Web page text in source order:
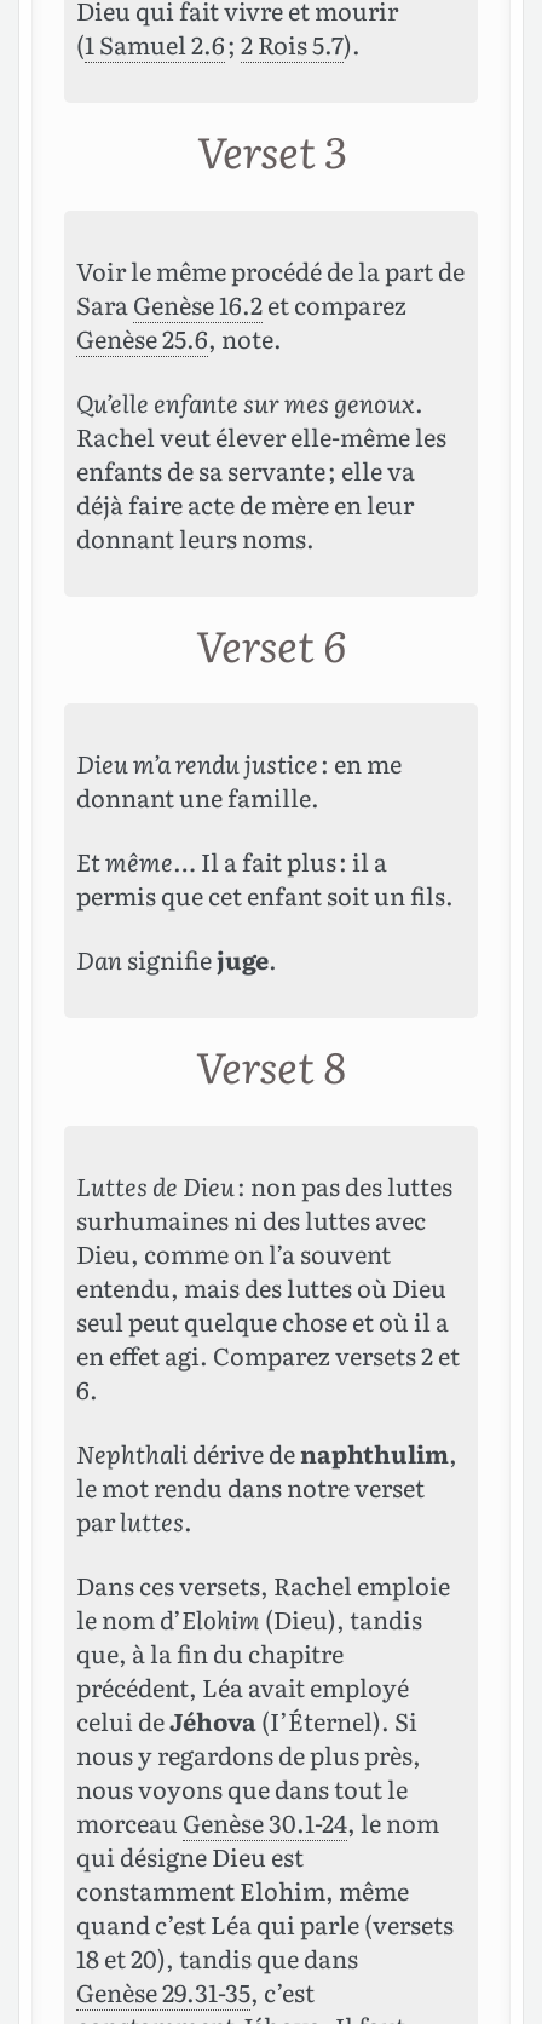
Dieu qui fait vivre et mourir
(1 Samuel 2.6; 2 Rois 5.7).
Verset 3
Voir le même procédé de la part de
Sara Genèse 16.2et comparez
Genèse 25.6, note.
Qu’elle enfante sur mes genoux.
Rachel veut élever elle-même les
enfants de sa servante ; elle va
déjà faire acte de mère en leur
donnant leurs noms.
Verset 6
Dieu m’a rendu justice: en me
donnant une famille.
Et même… Il a fait plus : il a
permis que cet enfant soit un fils.
Dansignifiejuge.
Verset 8
Luttes de Dieu : non pas des luttes
surhumaines ni des luttes avec
Dieu, comme on l’a souvent
entendu, mais des luttes où Dieu
seul peut quelque chose et où il a
en effet agi. Comparez versets 2 et
6.
Nephthalidérive denaphthulim,
le mot rendu dans notre verset
parluttes.
Dans ces versets, Rachel emploie
le nom d’Elohim (Dieu), tandis
que, à la fin du chapitre
précédent, Léa avait employé
celui deJéhova(I’Éternel). Si
nous y regardons de plus près,
nous voyons que dans tout le
morceau Genèse 30.1-24, le nom
qui désigne Dieu est
constamment Elohim, même
quand c’est Léa qui parle (versets
18 et 20), tandis que dans
Genèse 29.31-35, c’est